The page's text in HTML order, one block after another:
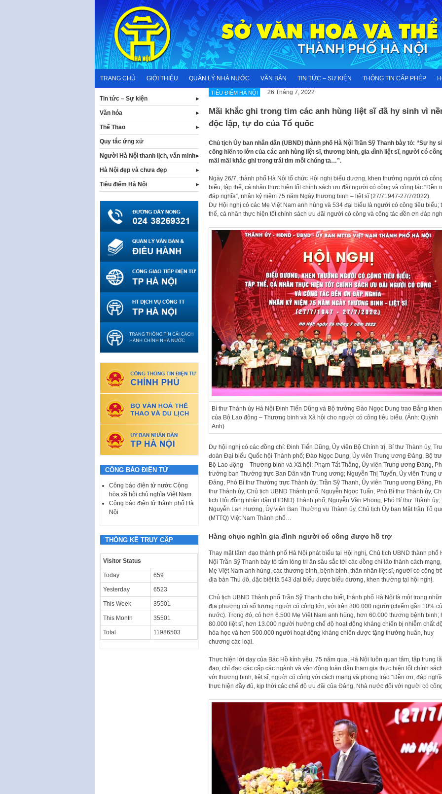
content
TRANG CHỦ GIỚI THIỆU QUẢN LÝ NHÀ NƯỚC VĂN BẢN TIN TỨC – SỰ KIỆN THÔNG TIN CẤP PHÉP
TIÊU ĐIỂM HÀ NỘI 26 Tháng 7, 2022
Mãi khắc ghi trong tim các anh hùng liệt sĩ đã hy sinh vì
độc lập, tự do của Tổ quốc
Chủ tịch Ủy ban nhân dân (UBND) thành phố Hà Nội Trần Sỹ Thanh bày tỏ: “Sự hy
cống hiến to lớn của các anh hùng liệt sĩ, thương binh, gia đình liệt sĩ, người có
mãi mãi khắc ghi trong trái tim mỗi chúng ta…”.
Ngày 26/7, thành phố Hà Nội tổ chức Hội nghị biểu dương, khen thưởng người có
biểu; tập thể, cá nhân thực hiện tốt chính sách ưu đãi người có công và công tác “Đền
đáp nghĩa”, nhân kỷ niệm 75 năm Ngày thương binh – liệt sĩ (27/71947-27/7/2022).
Dự Hội nghị có các Mẹ Việt Nam anh hùng và 534 đại biểu là người có công tiêu biểu;
thể, cá nhân thực hiện tốt chính sách ưu đãi người có công và công tác đền ơn đáp
Bí thư Thành ủy Hà Nội Đinh Tiến Dũng và Bộ trưởng Đào Ngọc Dung trao Bằng khen
của Bộ Lao động – Thương binh và Xã hội cho người có công tiêu biểu. (Ảnh: Quỳnh
Anh)
Dự hội nghị có các đồng chí: Đinh Tiến Dũng, Ủy viên Bộ Chính trị, Bí thư Thành ủy,
đoàn Đại biểu Quốc hội Thành phố; Đào Ngọc Dung, Ủy viên Trung ương Đảng, Bộ
Bộ Lao động – Thương binh và Xã hội; Phạm Tất Thắng, Ủy viên Trung ương Đảng,
trưởng ban Thường trực Ban Dân vận Trung ương; Nguyễn Thị Tuyến, Ủy viên Trung
Đảng, Phó Bí thư Thường trực Thành ủy; Trần Sỹ Thanh, Ủy viên Trung ương Đảng,
thư Thành ủy, Chủ tịch UBND Thành phố; Nguyễn Ngọc Tuấn, Phó Bí thư Thành ủy,
tịch Hội đồng nhân dân (HĐND) Thành phố; Nguyễn Văn Phong, Phó Bí thư Thành ủy;
Nguyễn Lan Hương, Ủy viên Ban Thường vụ Thành ủy, Chủ tịch Ủy ban Mặt trận Tổ
(MTTQ) Việt Nam Thành phố…
Hàng chục nghìn gia đình người có công được hỗ trợ
Thay mặt lãnh đạo thành phố Hà Nội phát biểu tại Hội nghị, Chủ tịch UBND thành phố
Nội Trần Sỹ Thanh bày tỏ tấm lòng tri ân sâu sắc tới các đồng chí lão thành cách
Mẹ Việt Nam anh hùng, các thương binh, bệnh binh, thân nhân liệt sĩ, người có công
địa bàn Thủ đô, đặc biệt là 543 đại biểu được biểu dương, khen thưởng tại hội nghị.
Chủ tịch UBND Thành phố Trần Sỹ Thanh cho biết, thành phố Hà Nội là một trong
địa phương có số lượng người có công lớn, với trên 800.000 người (chiếm gần 10%
nước). Trong đó, có hơn 6.500 Mẹ Việt Nam anh hùng, hơn 60.000 thương bệnh binh;
80.000 liệt sĩ, hơn 13.000 người hưởng chế độ hoạt động kháng chiến bị nhiễm chất
hóa học và hơn 500.000 người hoạt động kháng chiến được tặng thưởng huân, huy
chương các loại.
Thực hiện lời dạy của Bác Hồ kính yêu, 75 năm qua, Hà Nội luôn quan tâm, tập trung
đạo, chỉ đạo các cấp các ngành và vận động toàn dân tham gia thực hiện tốt chính
với thương binh, liệt sĩ, người có công với cách mạng và phong trào “Đền ơn, đáp
thực hiện đầy đủ, kịp thời các chế độ ưu đãi của Đảng, Nhà nước đối với người có
Tin tức – Sự kiện
Văn hóa
Thể Thao
Quy tắc ứng xử
Người Hà Nội thanh lịch, văn minh
Hà Nội đẹp và chưa đẹp
Tiêu điểm Hà Nội
CÔNG BÁO ĐIỆN TỬ
Công báo điện tử nước Cộng
hòa xã hội chủ nghĩa Việt Nam
Công báo điện tử thành phố Hà
Nội
THỐNG KÊ TRUY CẬP
Visitor Status
Today 659
Yesterday 6523
This Week 35501
This Month 35501
Total 11986503